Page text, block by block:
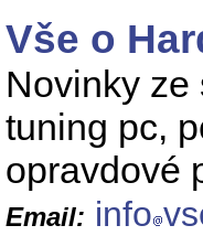
Vše o
Novinky ze
tuning pc,
opravdové
Email: info